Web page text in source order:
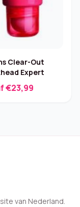
Clear-Out
Expert
€23,99
van Nederland.